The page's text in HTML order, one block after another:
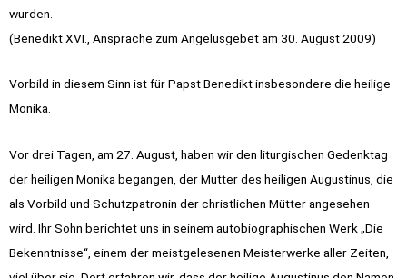
wurden.
(Benedikt XVI., Ansprache zum Angelusgebet am 30. August 2009)
Vorbild in diesem Sinn ist für Papst Benedikt insbesondere die heilige
Monika.
Vor drei Tagen, am 27. August, haben wir den liturgischen Gedenktag
der heiligen Monika begangen, der Mutter des heiligen Augustinus, die
als Vorbild und Schutzpatronin der christlichen Mütter angesehen
wird. Ihr Sohn berichtet uns in seinem autobiographischen Werk „Die
Bekenntnisse“, einem der meistgelesenen Meisterwerke aller Zeiten,